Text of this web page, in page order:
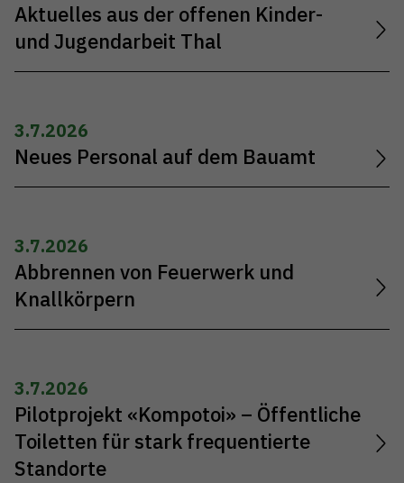
Aktuelles aus der offenen Kinder-
und Jugendarbeit Thal
3.7.2026
Neues Personal auf dem Bauamt
3.7.2026
Abbrennen von Feuerwerk und
Knallkörpern
3.7.2026
Pilotprojekt «Kompotoi» – Öffentliche
Toiletten für stark frequentierte
Standorte